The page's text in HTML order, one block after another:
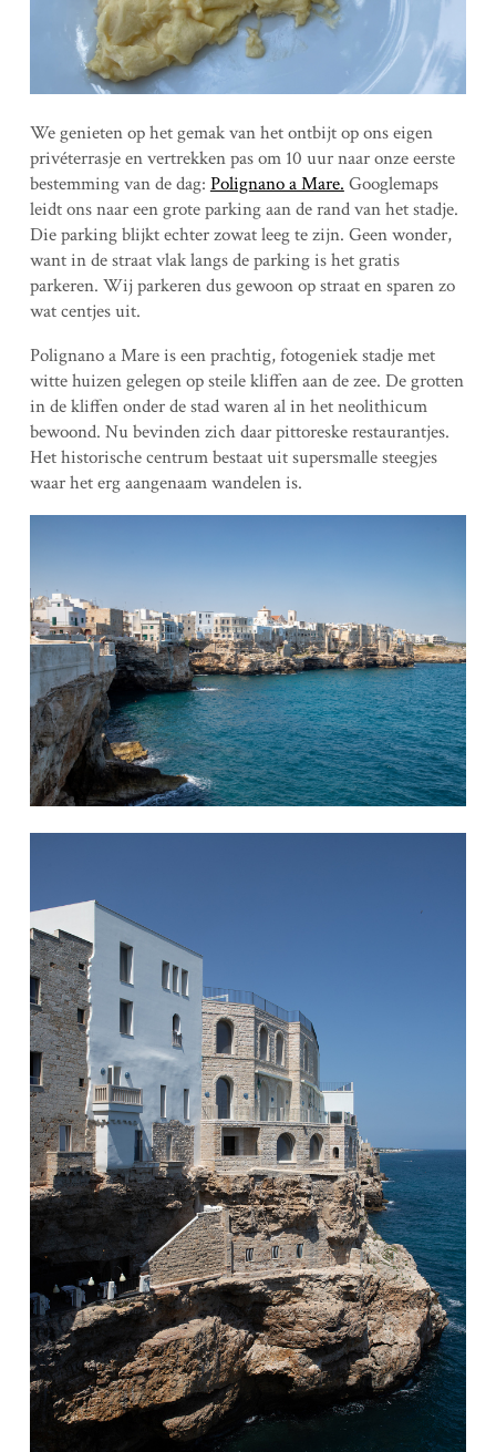
We genieten op het gemak van het ontbijt op ons eigen
privéterrasje en vertrekken pas om 10 uur naar onze eerste
bestemming van de dag: Polignano a Mare. Googlemaps
leidt ons naar een grote parking aan de rand van het stadje.
Die parking blijkt echter zowat leeg te zijn. Geen wonder,
want in de straat vlak langs de parking is het gratis
parkeren. Wij parkeren dus gewoon op straat en sparen zo
wat centjes uit.
Polignano a Mare is een prachtig, fotogeniek stadje met
witte huizen gelegen op steile kliffen aan de zee. De grotten
in de kliffen onder de stad waren al in het neolithicum
bewoond. Nu bevinden zich daar pittoreske restaurantjes.
Het historische centrum bestaat uit supersmalle steegjes
waar het erg aangenaam wandelen is.